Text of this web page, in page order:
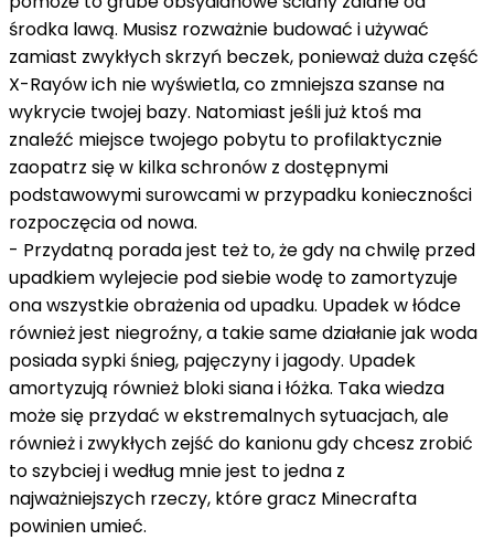
środka lawą. Musisz rozważnie budować i używać
zamiast zwykłych skrzyń beczek, ponieważ duża część
X-Rayów ich nie wyświetla, co zmniejsza szanse na
wykrycie twojej bazy. Natomiast jeśli już ktoś ma
znaleźć miejsce twojego pobytu to profilaktycznie
zaopatrz się w kilka schronów z dostępnymi
podstawowymi surowcami w przypadku konieczności
rozpoczęcia od nowa.
- Przydatną porada jest też to, że gdy na chwilę przed
upadkiem wylejecie pod siebie wodę to zamortyzuje
ona wszystkie obrażenia od upadku. Upadek w łódce
również jest niegroźny, a takie same działanie jak woda
posiada sypki śnieg, pajęczyny i jagody. Upadek
amortyzują również bloki siana i łóżka. Taka wiedza
może się przydać w ekstremalnych sytuacjach, ale
również i zwykłych zejść do kanionu gdy chcesz zrobić
to szybciej i według mnie jest to jedna z
najważniejszych rzeczy, które gracz Minecrafta
powinien umieć.